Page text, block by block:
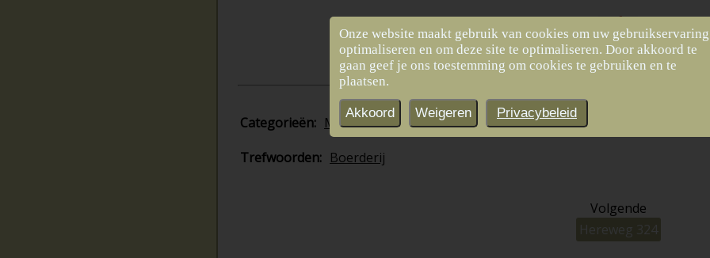
Categorieën: Meeden
Trefwoorden: Boerderij
Volgende
Hereweg 324
Onze website maakt gebruik van cookies om uw
optimaliseren en om deze site te optimaliseren. Door akkoord te
gaan geef je ons toestemming om cookies te gebruiken en te
plaatsen.
Akkoord Weigeren Privacybeleid